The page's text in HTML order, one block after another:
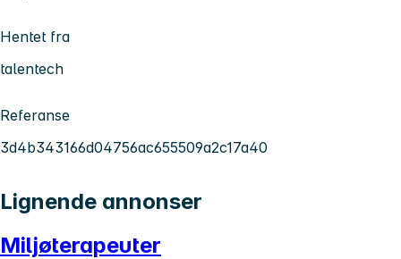
Hentet fra
talentech
Referanse
3d4b343166d04756ac655509a2c17a40
Lignende annonser
Miljøterapeuter